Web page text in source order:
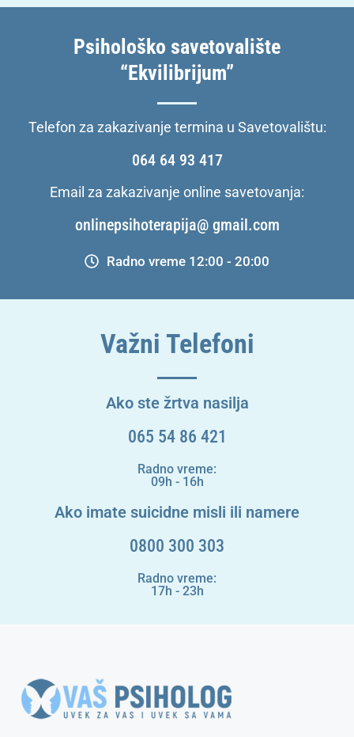
Psihološko savetovalište
“Ekvilibrijum”
Telefon za zakazivanje termina u Savetovalištu:
064 64 93 417
Email za zakazivanje online savetovanja:
onlinepsihoterapija@ gmail.com
Radno vreme 12:00 - 20:00
Važni Telefoni
Ako ste žrtva nasilja
065 54 86 421
Radno vreme:
09h - 16h
Ako imate suicidne misli ili namere
0800 300 303
Radno vreme:
17h - 23h